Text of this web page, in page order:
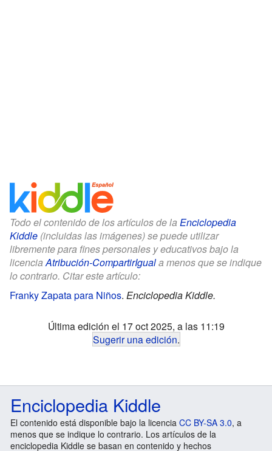
Todo el contenido de los artículos de la Enciclopedia
Kiddle (incluidas las imágenes) se puede utilizar
libremente para fines personales y educativos bajo la
licenciaAtribución-CompartirIguala menos que se indique
lo contrario. Citar este artículo:
Franky Zapata para Niños. Enciclopedia Kiddle.
Última edición el 17 oct 2025, a las 11:19
Sugerir una edición.
Enciclopedia Kiddle
El contenido está disponible bajo la licencia CC BY-SA 3.0, a
menos que se indique lo contrario. Los artículos de la
enciclopedia Kiddle se basan en contenido y hechos